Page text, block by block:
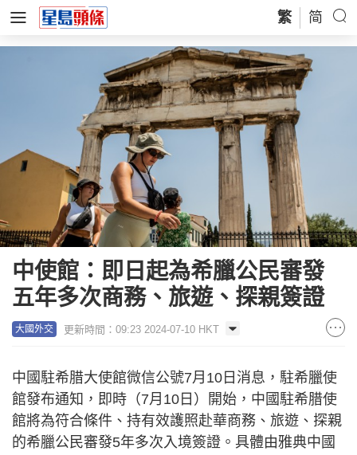
繁 简
中使館：即日起為希臘公民審發
五年多次商務、旅遊、探親簽證
大國外交 更新時間：09:23 2024-07-10 HKT
中國駐希腊大使館微信公號7月10日消息，駐希臘使
館發布通知，即時（7月10日）開始，中國駐希腊使
館將為符合條件、持有效護照赴華商務、旅遊、探親
的希臘公民審發5年多次入境簽證。具體由雅典中國